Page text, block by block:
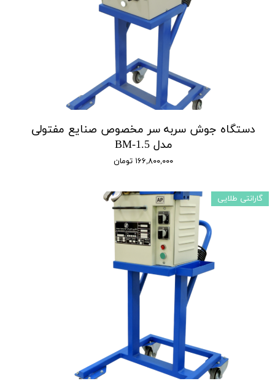
دستگاه جوش سربه سر مخصوص صنایع مفتولی
مدل BM-1.5
۱۶۶,۸۰۰,۰۰۰ تومان
گارانتی طلایی